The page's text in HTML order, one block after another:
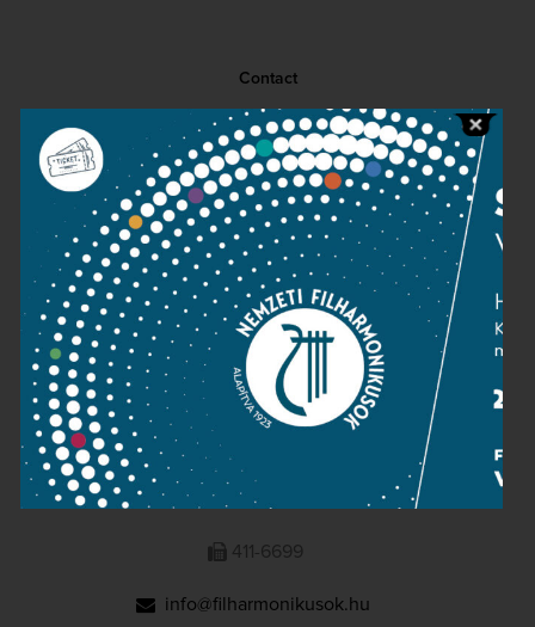
Contact
Public information
Press room
Terms and privacy
Imprint
NATIONAL PHILHARMONIC
1095 Budapest, Komor Marcell u. 1. (Müpa)
411-6600
411-6699
info@filharmonikusok.hu